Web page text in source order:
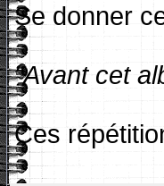
Se donner
"Avant cet
Ces